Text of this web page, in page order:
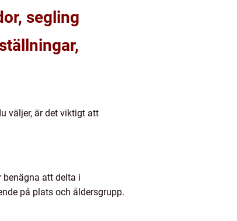
segling
väljer, är det viktigt att
benägna att delta i
på plats och åldersgrupp.